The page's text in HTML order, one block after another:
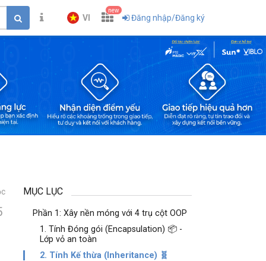
VI
new
Đăng nhập/Đăng ký
MỤC LỤC
Phần 1: Xây nền móng với 4 trụ cột OOP
1. Tính Đóng gói (Encapsulation) 📦 -
Lớp vỏ an toàn
2. Tính Kế thừa (Inheritance) 🧬